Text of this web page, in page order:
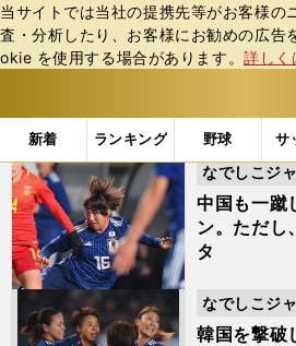
当サイトでは当社の提携先等がお客様の
査・分析したり、お客様にお勧めの広告
okie を使⽤する場合があります。詳しく
新着 ランキング 野球 サ
b
ス
ポ
ル
テ
ィ
ー
バ
「高倉麻子」の検索結果 (3ペ
中国も一蹴
ン。ただし
タ
なでしこジ
ン
韓国を撃破
なでしこジ
ン